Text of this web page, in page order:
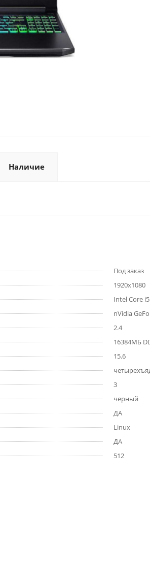
Наличие
Под заказ
1920x1080
Intel Core
nVidia
2.4
16384МБ
15.6
3
черный
ДА
Linux
ДА
512